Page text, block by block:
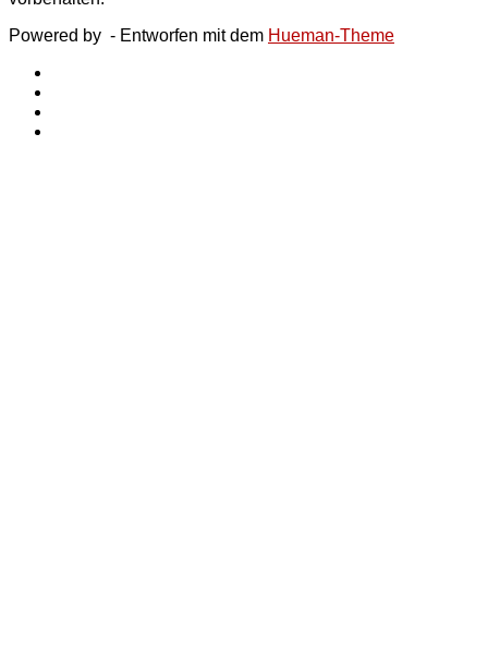
Powered by - Entworfen mit dem Hueman-Theme